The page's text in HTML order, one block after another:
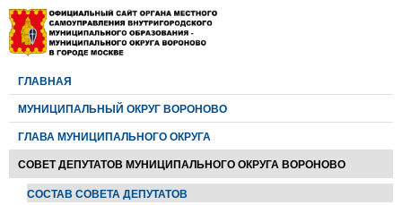
ГЛАВНАЯ
МУНИЦИПАЛЬНЫЙ ОКРУГ ВОРОНОВО
ГЛАВА МУНИЦИПАЛЬНОГО ОКРУГА
CОВЕТ ДЕПУТАТОВ МУНИЦИПАЛЬНОГО ОКРУГА ВОРОНОВО
СОСТАВ СОВЕТА ДЕПУТАТОВ